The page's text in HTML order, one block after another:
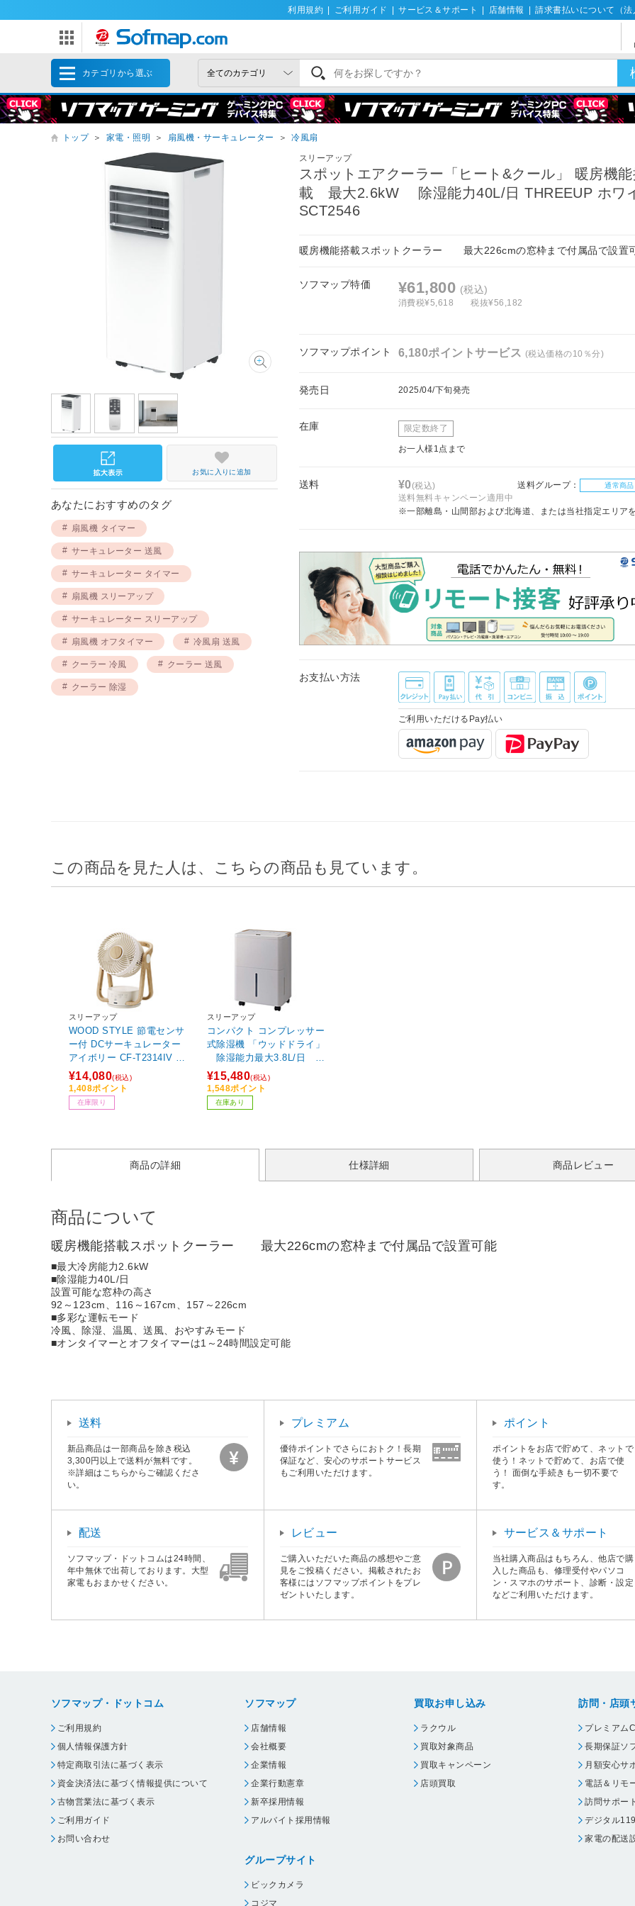
利用規約 ご利用ガイド サービス＆サポート 店舗情報 請求書払いについて（法
カテゴリから選ぶ
トップ ＞ 家電・照明 ＞ 扇風機・サーキュレーター ＞ 冷風扇
スリーアップ
スポットエアクーラー「ヒート&クール」 暖房機能
載 最大2.6kW 除湿能力40L/日 THREEUP ホワ
SCT2546
暖房機能搭載スポットクーラー 最大226cmの窓枠まで付属品で設置
ソフマップ特価 ¥61,800 (税込)
消費税¥5,618 税抜¥56,182
ソフマップポイント 6,180ポイントサービス (税込価格の10％分)
発売日 2025/04/下旬発売
在庫 限定数終了
お一人様1点まで
送料 ¥0(税込) 送料グループ： 通常商品
送料無料キャンペーン適用中
※一部離島・山間部および北海道、または当社指定エリア
お支払い方法
ご利用いただけるPay払い
お気に入りに追加
あなたにおすすめのタグ
扇風機 タイマー
サーキュレーター 送風
サーキュレーター タイマー
扇風機 スリーアップ
サーキュレーター スリーアップ
扇風機 オフタイマー 冷風扇 送風
クーラー 冷風 クーラー 送風
クーラー 除湿
この商品を見た人は、こちらの商品も見ています。
スリーアップ
WOOD STYLE 節電センサ
ー付 DCサーキュレーター
アイボリー CF-T2314IV ［D
Cモーター搭載 /リモコン付
き］
¥14,080(税込)
1,408ポイント
在庫限り
スリーアップ
コンパクト コンプレッサー
式除湿機 「ウッドドライ」
除湿能力最大3.8L/日 最
大10畳対応 手動ルーバー調
整0～90° 連続排水可能（排
水ホース付属) THREEUP グ
レージュ DHT2630
¥15,480(税込)
1,548ポイント
在庫あり
商品の詳細 仕様詳細 商品レビュー
商品について
暖房機能搭載スポットクーラー 最大226cmの窓枠まで付属品で設置可能
■最大冷房能力2.6kW
■除湿能力40L/日
設置可能な窓枠の高さ
92～123cm、116～167cm、157～226cm
■多彩な運転モード
冷風、除湿、温風、送風、おやすみモード
■オンタイマーとオフタイマーは1～24時間設定可能
送料
新品商品は一部商品を除き税込
3,300円以上で送料が無料です。
※詳細はこちらからご確認くださ
い。
プレミアム
優待ポイントでさらにおトク！長期
保証など、安心のサポートサービス
もご利用いただけます。
ポイント
ポイントをお店で貯めて、ネットで
使う！ネットで貯めて、お店で使
う！ 面倒な手続きも一切不要で
す。
配送
ソフマップ・ドットコムは24時間、
年中無休で出荷しております。大型
家電もおまかせください。
レビュー
ご購入いただいた商品の感想やご意
見をご投稿ください。掲載されたお
客様にはソフマップポイントをプレ
ゼントいたします。
サービス＆サポート
当社購入商品はもちろん、他店で購
入した商品も、修理受付やパソコ
ン・スマホのサポート、診断・設定
などご利用いただけます。
ソフマップ・ドットコム
ご利用規約
個人情報保護方針
特定商取引法に基づく表示
資金決済法に基づく情報提供について
古物営業法に基づく表示
ご利用ガイド
お問い合わせ
ソフマップ
店舗情報
会社概要
企業情報
企業行動憲章
新卒採用情報
アルバイト採用情報
グループサイト
ビックカメラ
コジマ
買取お申し込み
ラクウル
買取対象商品
買取キャンペーン
店頭買取
訪問・店頭
プレミアム
長期保証ソ
月額安心サ
電話＆リモ
訪問サポート
デジタル119
家電の配送